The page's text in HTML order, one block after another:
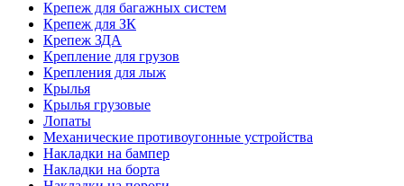
Крепеж для багажных систем
Крепеж для ЗК
Крепеж ЗДА
Крепление для грузов
Крепления для лыж
Крылья
Крылья грузовые
Лопаты
Механические противоугонные устройства
Накладки на бампер
Накладки на борта